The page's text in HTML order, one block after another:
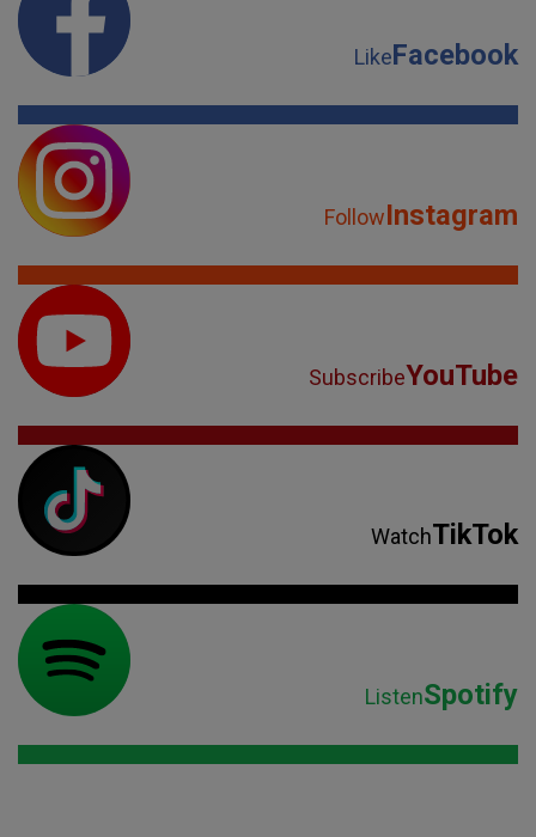
LikeFacebook
FollowInstagram
SubscribeYouTube
WatchTikTok
ListenSpotify